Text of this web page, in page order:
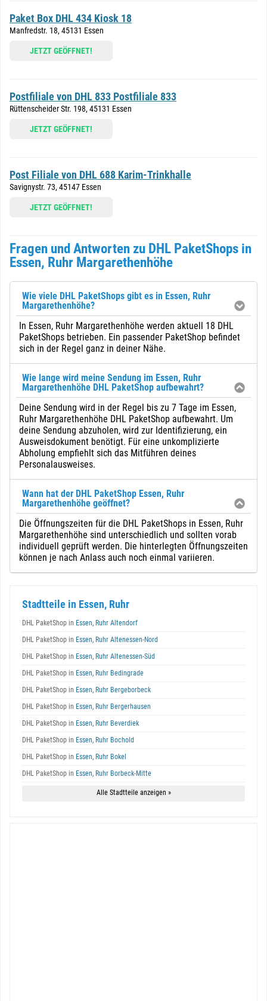
Paket Box DHL 434 Kiosk 18
Manfredstr. 18, 45131 Essen
JETZT GEÖFFNET!
Postfiliale von DHL 833 Postfiliale 833
Rüttenscheider Str. 198, 45131 Essen
JETZT GEÖFFNET!
Post Filiale von DHL 688 Karim-Trinkhalle
Savignystr. 73, 45147 Essen
JETZT GEÖFFNET!
Fragen und Antworten zu DHL PaketShops in
Essen, Ruhr Margarethenhöhe
Wie viele DHL PaketShops gibt es in Essen, Ruhr
Margarethenhöhe?
In Essen, Ruhr Margarethenhöhe werden aktuell 18 DHL
PaketShops betrieben. Ein passender PaketShop befindet
sich in der Regel ganz in deiner Nähe.
Wie lange wird meine Sendung im Essen, Ruhr
Margarethenhöhe DHL PaketShop aufbewahrt?
Deine Sendung wird in der Regel bis zu 7 Tage im Essen,
Ruhr Margarethenhöhe DHL PaketShop aufbewahrt. Um
deine Sendung abzuholen, wird zur Identifizierung, ein
Ausweisdokument benötigt. Für eine unkomplizierte
Abholung empfiehlt sich das Mitführen deines
Personalausweises.
Wann hat der DHL PaketShop Essen, Ruhr
Margarethenhöhe geöffnet?
Die Öffnungszeiten für die DHL PaketShops in Essen, Ruhr
Margarethenhöhe sind unterschiedlich und sollten vorab
individuell geprüft werden. Die hinterlegten Öffnungszeiten
können je nach Anlass auch noch einmal variieren.
Stadtteile in Essen, Ruhr
DHL PaketShop in Essen, Ruhr Altendorf
DHL PaketShop in Essen, Ruhr Altenessen-Nord
DHL PaketShop in Essen, Ruhr Altenessen-Süd
DHL PaketShop in Essen, Ruhr Bedingrade
DHL PaketShop in Essen, Ruhr Bergeborbeck
DHL PaketShop in Essen, Ruhr Bergerhausen
DHL PaketShop in Essen, Ruhr Beverdiek
DHL PaketShop in Essen, Ruhr Bochold
DHL PaketShop in Essen, Ruhr Bokel
DHL PaketShop in Essen, Ruhr Borbeck-Mitte
Alle Stadtteile anzeigen »